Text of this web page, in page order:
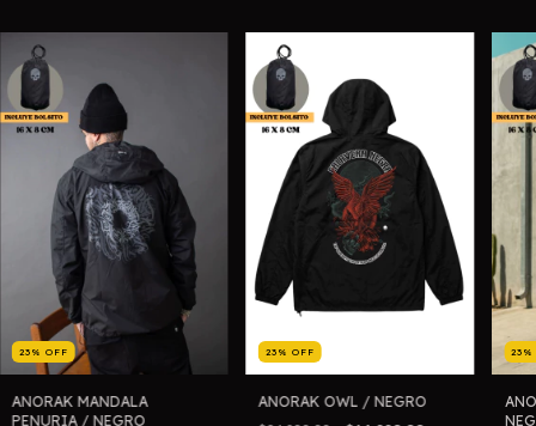
23 % OFF
ANORAK MANDALA
PENURIA / NEGRO
23 % OFF
ANORAK OWL / NEGRO
23